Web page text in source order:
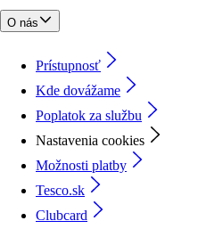
O nás
Prístupnosť
Kde dovážame
Poplatok za službu
Nastavenia cookies
Možnosti platby
Tesco.sk
Clubcard